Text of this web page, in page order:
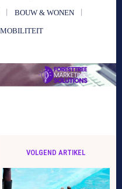
BOUW & WONEN
MOBILITEIT
VOLGEND ARTIKEL